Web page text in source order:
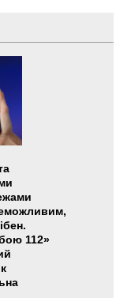
112»